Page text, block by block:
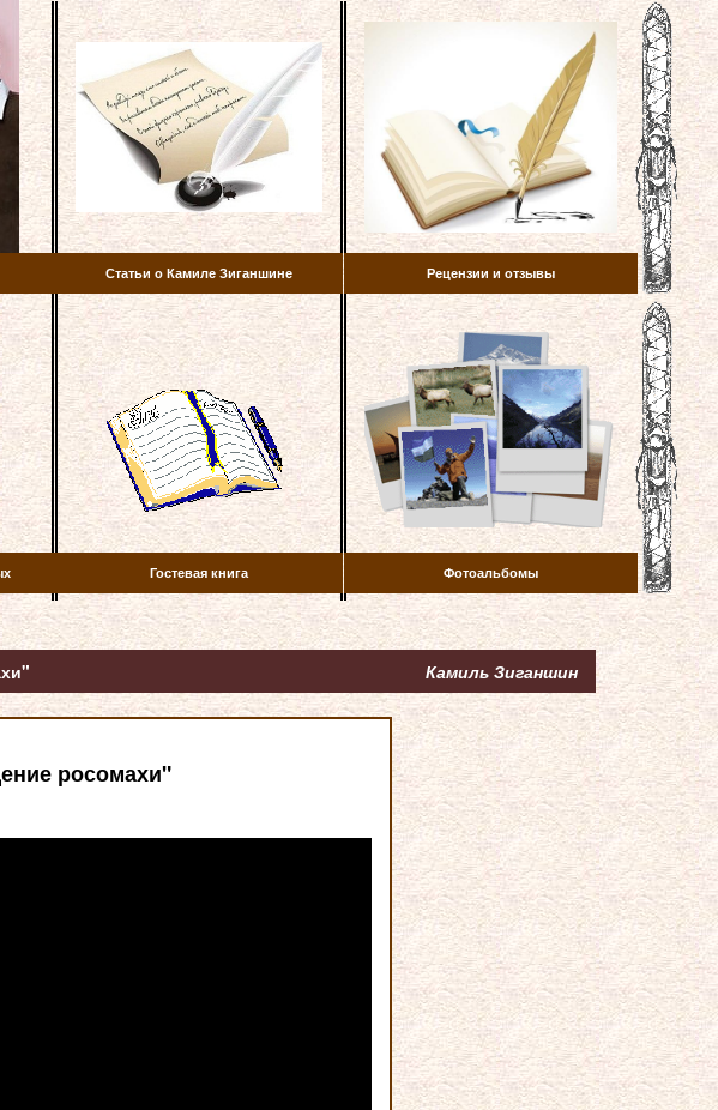
Статьи о Камиле Зиганшине Рецензии и отзывы
Гостевая книга Фотоальбомы
Камиль Зиганшин
росомахи"